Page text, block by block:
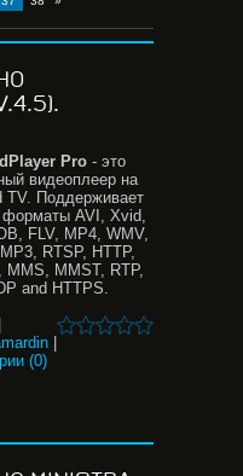
Pro- это
видеоплеер на
TV. Поддерживает
форматы AVI, Xvid,
FLV, MP4, WMV,
RTSP, HTTP,
MMS, MMST, RTP,
and HTTPS.
(0)